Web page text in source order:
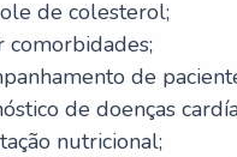
de colesterol;
comorbidades;
de
de doenças
nutricional;